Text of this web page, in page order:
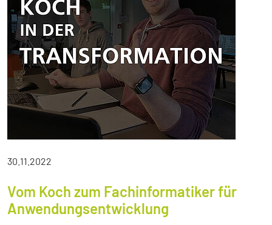
30.11.2022
Vom Koch zum Fachinformatiker für
Anwendungsentwicklung